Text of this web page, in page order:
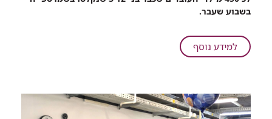
פעוטון
נפתחו
בשמרטפייה
בשבוע שעבר.
למידע נוסףעל
מתרחבים:
נפתחו
הבוקר